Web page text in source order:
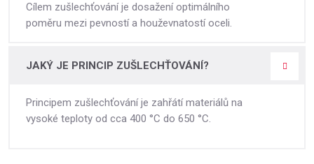
Cílem zušlechťování je dosažení optimálního
poměru mezi pevností a houževnatostí oceli.
JAKÝ JE PRINCIP ZUŠLECHŤOVÁNÍ?
Principem zušlechťování je zahřátí materiálů na
vysoké teploty od cca 400 °C do 650 °C.